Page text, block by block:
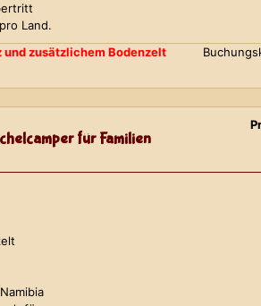
Land.
und zusätzlichem Bodenzelt
für Familien